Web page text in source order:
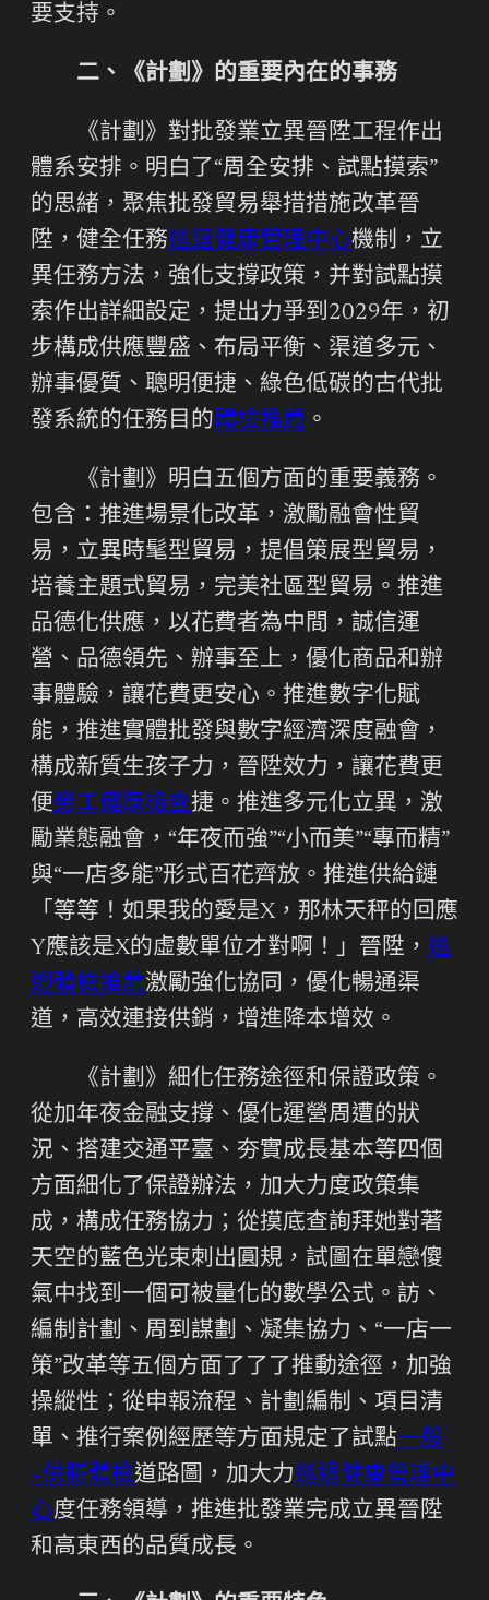
要支持。
二、《計劃》的重要內在的事務
《計劃》對批發業立異晉陞工程作出
體系安排。明白了“周全安排、試點摸索”
的思緒，聚焦批發貿易舉措措施改革晉
陞，健全任務巡迴健康管理中心機制，立
異任務方法，強化支撐政策，并對試點摸
索作出詳細設定，提出力爭到2029年，初
步構成供應豐盛、布局平衡、渠道多元、
辦事優質、聰明便捷、綠色低碳的古代批
發系統的任務目的體檢推薦 。
《計劃》明白五個方面的重要義務。
包含：推進場景化改革，激勵融會性貿
易，立異時髦型貿易，提倡策展型貿易，
培養主題式貿易，完美社區型貿易。推進
品德化供應，以花費者為中間，誠信運
營、品德領先、辦事至上，優化商品和辦
事體驗，讓花費更安心。推進數字化賦
能，推進實體批發與數字經濟深度融會，
構成新質生孩子力，晉陞效力，讓花費更
便勞工健康檢查捷。推進多元化立異，激
勵業態融會，“年夜而強”“小而美”“專而精”
與“一店多能”形式百花齊放。推進供給鏈
「等等！如果我的愛是X，那林天秤的回應
Y應該是X的虛數單位才對啊！」晉陞， 巡
迴體檢推薦激勵強化協同，優化暢通渠
道，高效連接供銷，增進降本增效。
《計劃》細化任務途徑和保證政策。
從加年夜金融支撐、優化運營周遭的狀
況、搭建交通平臺、夯實成長基本等四個
方面細化了保證辦法，加大力度政策集
成，構成任務協力；從摸底查詢拜她對著
天空的藍色光束刺出圓規，試圖在單戀傻
氣中找到一個可被量化的數學公式。訪、
編制計劃、周到謀劃、凝集協力、“一店一
策”改革等五個方面了了了推動途徑，加強
操縱性；從申報流程、計劃編制、項目清
單、推行案例經歷等方面規定了試點一般
+供膳體檢道路圖，加大力巡迴健康管理中
心度任務領導，推進批發業完成立異晉陞
和高東西的品質成長。